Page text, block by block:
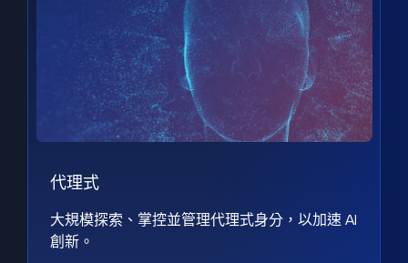
代理式
大規模探索、掌控並管理代理式身分，以加速 AI
創新。